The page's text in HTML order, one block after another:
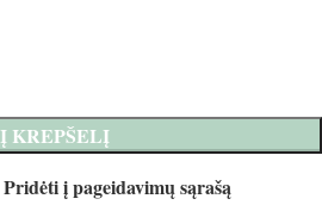
Į KREPŠELĮ
Pridėti į pageidavimų sąrašą